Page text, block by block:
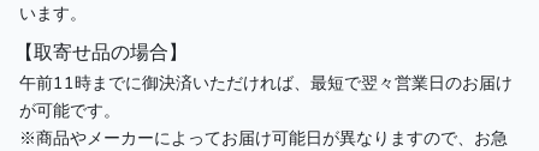
います。
【取寄せ品の場合】
午前11時までに御決済いただければ、最短で翌々営業日のお届け
が可能です。
※商品やメーカーによってお届け可能日が異なりますので、お急